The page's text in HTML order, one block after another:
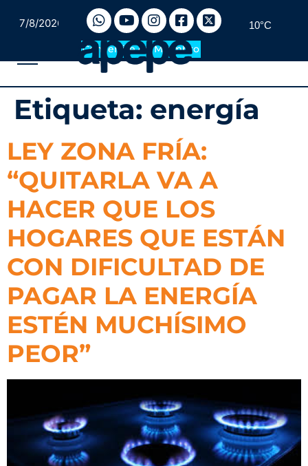
7/8/2026 10°C
Convertite en Miembro
Etiqueta: energía
LEY ZONA FRÍA:
“QUITARLA VA A
HACER QUE LOS
HOGARES QUE ESTÁN
CON DIFICULTAD DE
PAGAR LA ENERGÍA
ESTÉN MUCHÍSIMO
PEOR”